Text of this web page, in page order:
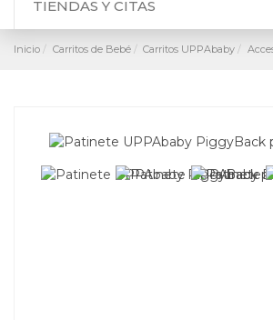
TIENDAS Y CITAS
Inicio Carritos de Bebé Carritos UPPAbaby